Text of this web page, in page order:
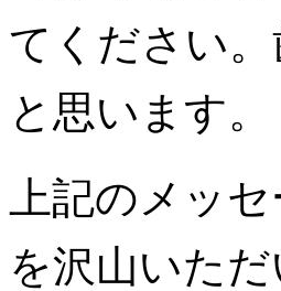
てください
と思います。
上記のメッ
を沢山いた